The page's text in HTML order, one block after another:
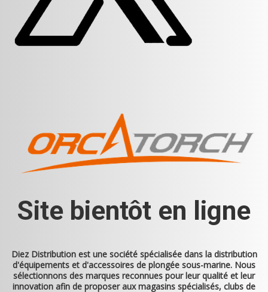
Site bientôt en ligne
Diez Distributionest une société spécialisée dans la distribution
d'équipements et d'accessoires de plongée sous-marine. Nous
sélectionnons des marques reconnues pour leur qualité et leur
innovation afin de proposer aux magasins spécialisés, clubs de